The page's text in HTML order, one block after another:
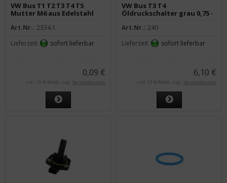
VW Bus T1 T2 T3 T4 T5
Mutter M6 aus Edelstahl
Art.Nr.: 2334.1
Lieferzeit:
sofort lieferbar
0,09 €
inkl. 19 % MwSt. zzgl. Versandkosten
VW Bus T3 T4
Öldruckschalter grau 0,75 -
Art.Nr.: 240
Lieferzeit:
sofort lieferbar
6,10 €
inkl. 19 % MwSt. zzgl. Versandkosten